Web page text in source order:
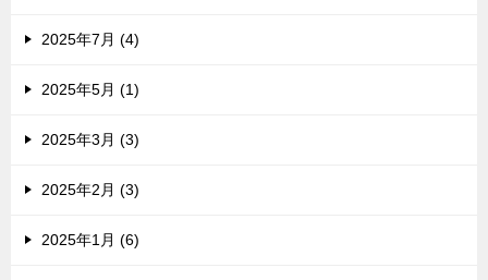
2025年7月 (4)
2025年5月 (1)
2025年3月 (3)
2025年2月 (3)
2025年1月 (6)